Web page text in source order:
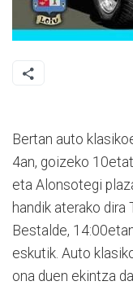
Bertan auto
4an, goizeko
eta Alonsotegi
handik aterako
Bestalde,
eskutik. Auto
ona duen ekintza